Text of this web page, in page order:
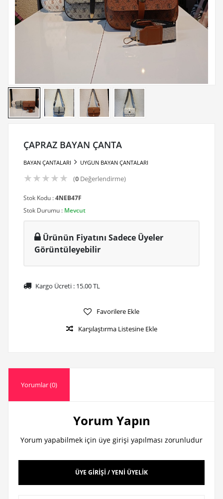
ÇAPRAZ BAYAN ÇANTA
BAYAN ÇANTALARI UYGUN BAYAN ÇANTALARI
★★★★★ (0Değerlendirme)
Stok Kodu :4NEB47F
Stok Durumu : Mevcut
Ürünün Fiyatını Sadece Üyeler
Görüntüleyebilir
Kargo Ücreti : 15.00TL
Favorilere Ekle
Karşılaştırma Listesine Ekle
Yorumlar (0)
Yorum Yapın
Yorum yapabilmek için üye girişi yapılması zorunludur
ÜYE GİRİŞİ / YENİ ÜYELİK